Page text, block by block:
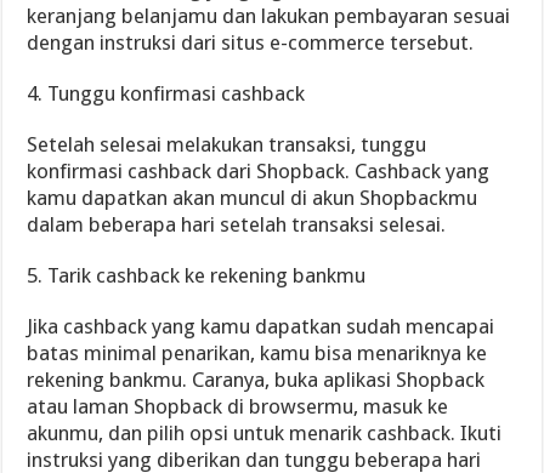
keranjang belanjamu dan lakukan pembayaran sesuai
dengan instruksi dari situs e-commerce tersebut.
4. Tunggu konfirmasi cashback
Setelah selesai melakukan transaksi, tunggu
konfirmasi cashback dari Shopback. Cashback yang
kamu dapatkan akan muncul di akun Shopbackmu
dalam beberapa hari setelah transaksi selesai.
5. Tarik cashback ke rekening bankmu
Jika cashback yang kamu dapatkan sudah mencapai
batas minimal penarikan, kamu bisa menariknya ke
rekening bankmu. Caranya, buka aplikasi Shopback
atau laman Shopback di browsermu, masuk ke
akunmu, dan pilih opsi untuk menarik cashback. Ikuti
instruksi yang diberikan dan tunggu beberapa hari